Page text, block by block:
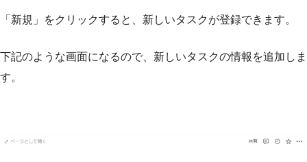
「新規」をクリックすると、新しいタスクが登録できます。
下記のような画面になるので、新しいタスクの情報を追加しま
す。